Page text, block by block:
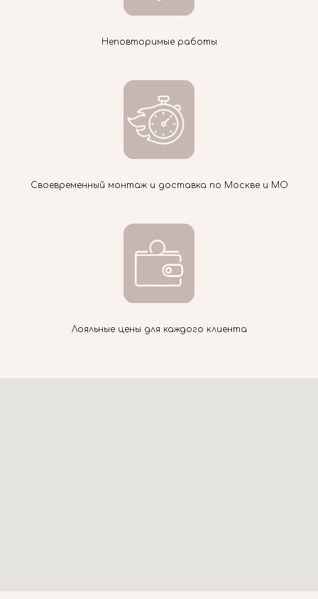
Неповторимые работы
Своевременный монтаж и доставка по Москве и МО
Лояльные цены для каждого клиента